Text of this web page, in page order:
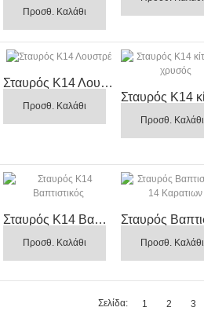
420,00 €
Προσθ. Καλάθι
Σταυρός Κ14 Λουστρέ
185,00 €
Προσθ. Καλάθι
192,00 €
Προσθ. Καλάθι
Σταυρός Κ14 Βαπτιστικός
292,00 €
Προσθ. Καλάθι 168,00 €
Προσθ. Καλάθι
Σελίδα: 1 2 3